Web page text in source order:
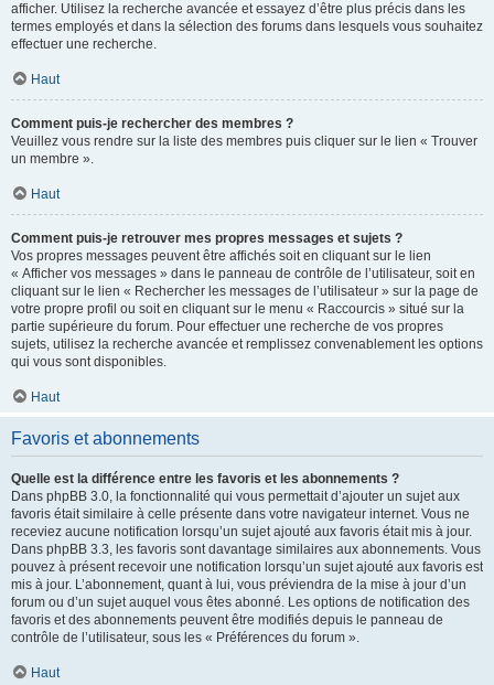
afficher. Utilisez la recherche avancée et essayez d’être plus précis dans les
termes employés et dans la sélection des forums dans lesquels vous souhaitez
effectuer une recherche.
Haut
Comment puis-je rechercher des membres ?
Veuillez vous rendre sur la liste des membres puis cliquer sur le lien « Trouver
un membre ».
Haut
Comment puis-je retrouver mes propres messages et sujets ?
Vos propres messages peuvent être affichés soit en cliquant sur le lien
« Afficher vos messages » dans le panneau de contrôle de l’utilisateur, soit en
cliquant sur le lien « Rechercher les messages de l’utilisateur » sur la page de
votre propre profil ou soit en cliquant sur le menu « Raccourcis » situé sur la
partie supérieure du forum. Pour effectuer une recherche de vos propres
sujets, utilisez la recherche avancée et remplissez convenablement les options
qui vous sont disponibles.
Haut
Favoris et abonnements
Quelle est la différence entre les favoris et les abonnements ?
Dans phpBB 3.0, la fonctionnalité qui vous permettait d’ajouter un sujet aux
favoris était similaire à celle présente dans votre navigateur internet. Vous ne
receviez aucune notification lorsqu’un sujet ajouté aux favoris était mis à jour.
Dans phpBB 3.3, les favoris sont davantage similaires aux abonnements. Vous
pouvez à présent recevoir une notification lorsqu’un sujet ajouté aux favoris est
mis à jour. L’abonnement, quant à lui, vous préviendra de la mise à jour d’un
forum ou d’un sujet auquel vous êtes abonné. Les options de notification des
favoris et des abonnements peuvent être modifiés depuis le panneau de
contrôle de l’utilisateur, sous les « Préférences du forum ».
Haut